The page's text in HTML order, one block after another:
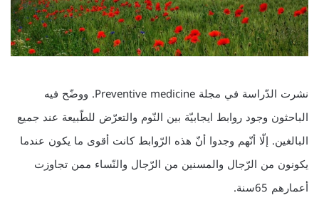
نشرت الدّراسة في مجلة Preventive medicine. ووضّح فيه
الباحثون وجود روابط ايجابيّة بين النّوم والتعرّض للطّبيعة عند جميع
البالغين. إلّا أنّهم وجدوا أنّ هذه الرّوابط كانت أقوى ما يكون عندما
يكونون من الرّجال والمسنين من الرّجال والنّساء ممن تجاوزت
أعمارهم 65سنة.